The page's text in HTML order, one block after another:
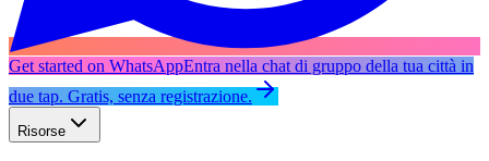
Get started on WhatsAppEntra nella chat di gruppo della tua città in
due tap. Gratis, senza registrazione.
Risorse